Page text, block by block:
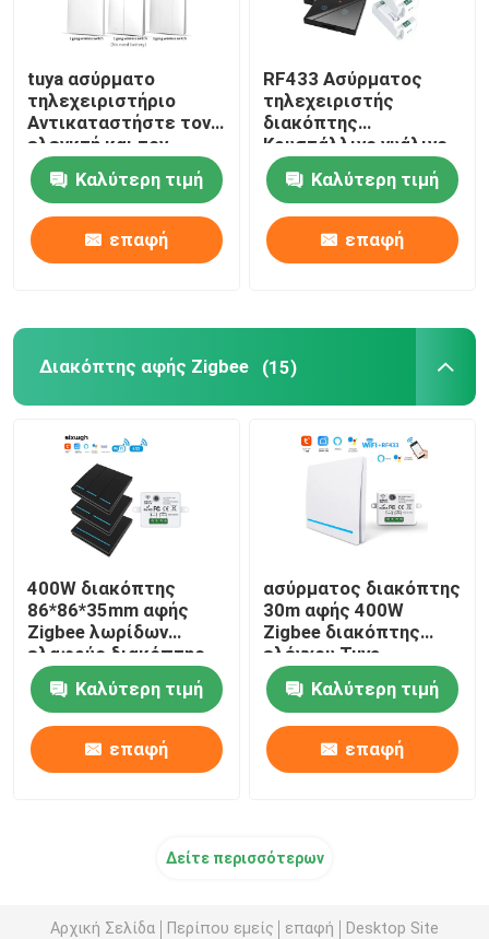
tuya ασύρματο
τηλεχειριστήριο
Αντικαταστήστε τον
ελεγκτή και τον
δέκτη να ταιριάζουν
με το module tuya
υποστήριξη google
alexa φωνητικό
έλεγχο
Καλύτερη τιμή
επαφή
RF433 Ασύρματος
τηλεχειριστής
διακόπτης
Κρυστάλλινο γυάλινο
πάνελ Αγγίξτε
διακόπτη με
διακόπτη 10A
αναδιοργανώστε το
παλιό κύκλωμα
Καλύτερη τιμή
επαφή
Διακόπτης αφής Zigbee (15)
400W διακόπτης
86*86*35mm αφής
Zigbee λωρίδων
ελαφρύς διακόπτης
αφής γυαλιού
Καλύτερη τιμή
επαφή
ασύρματος διακόπτης
30m αφής 400W
Zigbee διακόπτης
ελέγχου Tuya
Καλύτερη τιμή
επαφή
Δείτε περισσότερων
Αρχική Σελίδα Περίπου εμείς επαφή Desktop Site